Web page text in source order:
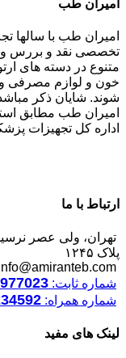
امیران طب
امیران طب با سالها
تخصصی نقد و بررس
متنوع در دسته های
خون و لوازم مصرفی
شوند. شایان ذکر
امیران طب مطابق
اداره کل تجهیزات
ارتباط با ما
تهران، ولی عصر
پلاک ۱۲۴۵
شماره ثابت:
شماره همراه:
لینک های مفید